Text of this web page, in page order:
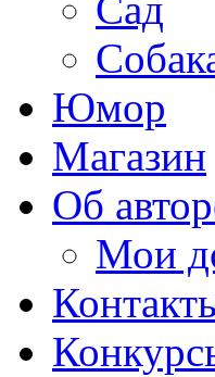
Сад
Юмор
Магазин
Об
Мои